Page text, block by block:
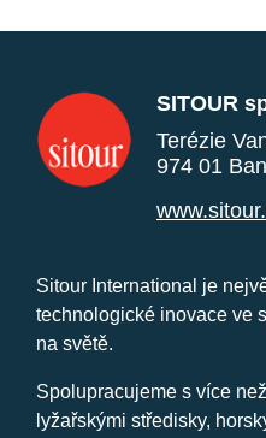
SITOUR
Terézie
974 01
Sitour International je
technologické inovace ve
na světě.
Spolupracujeme s více
lyžařskými středisky,